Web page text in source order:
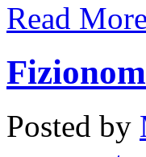
Read More
Posted by